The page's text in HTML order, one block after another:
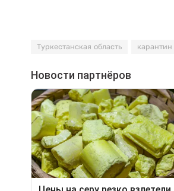
Туркестанская область карантин